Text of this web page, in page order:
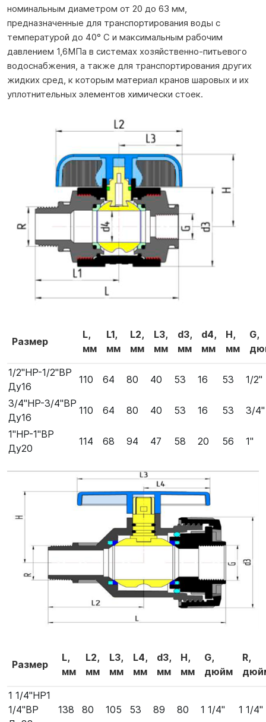
номинальным диаметром от 20 до 63 мм,
предназначенные для транспортирования воды с
температурой до 40° С и максимальным рабочим
давлением 1,6МПа в системах хозяйственно-питьевого
водоснабжения, а также для транспортирования других
жидких сред, к которым материал кранов шаровых и их
уплотнительных элементов химически стоек.
Размер
L,
мм
L1,
мм
L2,
мм
L3,
мм
d3,
мм
d4,
мм
Н,
мм
G,
1/2"НР-1/2"ВР
Ду16
110 64 80 40 53 16 53
1/2"
3/4"НР-3/4"ВР
Ду16
110 64 80 40 53 16 53
3/4"
1"НР-1"ВР
Ду20
114 68 94 47 58 20 56 1"
Размер
L,
мм
L2,
мм
L3,
мм
L4,
мм
d3,
мм
Н,
мм
G,
дюйм
R,
1 1/4"НР1
1/4"ВР
138 80 105 53 89 80 1 1/4" 1 1/4"